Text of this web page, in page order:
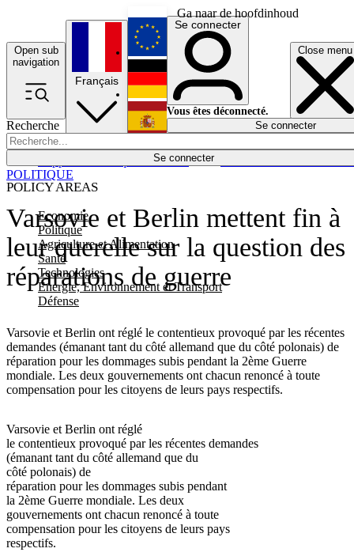
Ga naar de hoofdinhoud
Open sub
navigation
Close menu
Recherche
Se connecter
POLICY AREAS
Economie
Politique
Agriculture et Alimentation
Santé
Technologies
Energie, Environnement et Transport
Défense
Économie
Français
English
Deutsch
Español
Se connecter
Vous êtes déconnecté.
Se connecter
Varsovie et Berlin mettent fin à
leur querelle sur la question des
réparations de guerre
Varsovie et Berlin ont réglé le contentieux provoqué par les récentes
demandes (émanant tant du côté allemand que du côté polonais) de
réparation pour les dommages subis pendant la 2ème Guerre
mondiale. Les deux gouvernements ont chacun renoncé à toute
compensation pour les citoyens de leurs pays respectifs.
POLITIQUE
Varsovie et Berlin ont réglé
le contentieux provoqué par les récentes demandes
(émanant tant du côté allemand que du
côté polonais) de
réparation pour les dommages subis pendant
la 2ème Guerre mondiale. Les deux
gouvernements ont chacun renoncé à toute
compensation pour les citoyens de leurs pays
respectifs.